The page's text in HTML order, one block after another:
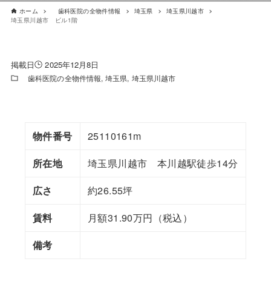
ホーム 歯科医院の全物件情報 埼玉県
埼玉県川越市
埼玉県川越市 ビル1階
2025年12月8日
歯科医院の全物件情報 埼玉県 埼玉県川越市
物件番号
25110161m
所在地
埼玉県川越市 本川越駅徒歩14分
広さ
約26.55坪
賃料
月額31.90万円（税込）
備考